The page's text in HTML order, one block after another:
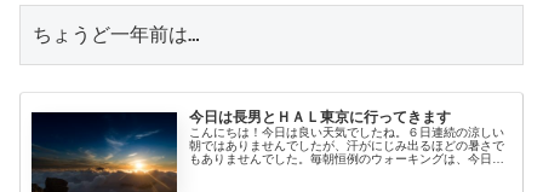
ちょうど一年前は…
今日は長男とＨＡＬ東京に行ってきます
こんにちは！今日は良い天気でしたね。６日連続の涼しい
朝ではありませんでしたが、汗がにじみ出るほどの暑さで
もありませんでした。毎朝恒例のウォーキングは、今日も